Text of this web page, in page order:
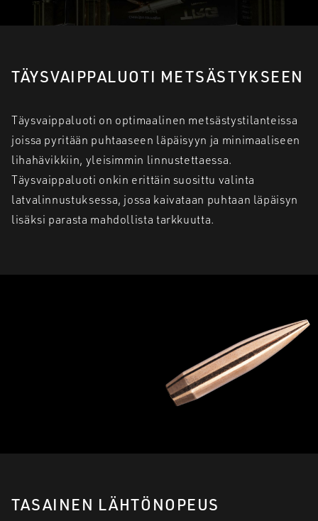
TÄYSVAIPPALUOTI METSÄSTYKSEEN
Täysvaippaluoti on optimaalinen metsästystilanteissa
joissa pyritään puhtaaseen läpäisyyn ja minimaaliseen
lihahävikkiin, yleisimmin linnustettaessa.
Täysvaippaluoti onkin erittäin suosittu valinta
latvalinnustuksessa, jossa kaivataan puhtaan läpäisyn
lisäksi parasta mahdollista tarkkuutta.
TASAINEN LÄHTÖNOPEUS